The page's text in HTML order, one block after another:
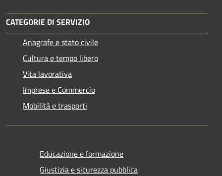
CATEGORIE DI SERVIZIO
Anagrafe e stato civile
Cultura e tempo libero
Vita lavorativa
Imprese e Commercio
Mobilità e trasporti
Educazione e formazione
Giustizia e sicurezza pubblica